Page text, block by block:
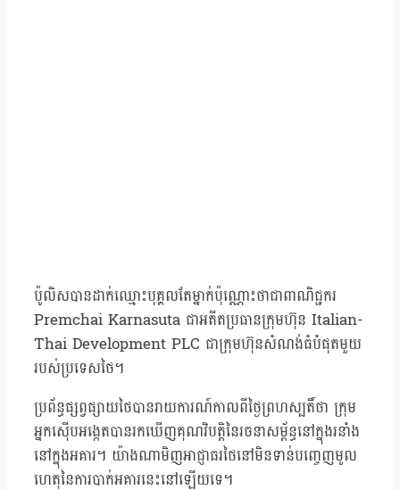
ប៉ូលិសបានដាក់ឈ្មោះបុគ្គលតែម្នាក់ប៉ុណ្ណោះថាជាពាណិជ្ជករ
Premchai Karnasuta ជាអតីតប្រធានក្រុមហ៊ុន Italian-
Thai Development PLC ជាក្រុមហ៊ុនសំណង់ធំបំផុតមួយ
របស់ប្រទេសថៃ។
ប្រព័ន្ធផ្សព្វផ្សាយថៃបានរាយការណ៍កាលពីថ្ងៃព្រហស្បតិ៍ថា ក្រុម
អ្នកស៊ើបអង្កេតបានរកឃើញគុណវិបត្តិនៃរចនាសម្ព័ន្ធនៅក្នុងរនាំង
នៅក្នុងអគារ។ យ៉ាងណាមិញអាជ្ញាធរថៃនៅមិនទាន់បញ្ចេញមូល
ហេតុនៃការបាក់អគារនេះនៅឡើយទេ។